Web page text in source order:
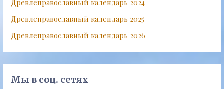
Древлеправославный календарь 2024
Древлеправославный календарь 2025
Древлеправославный календарь 2026
Мы в соц. сетях